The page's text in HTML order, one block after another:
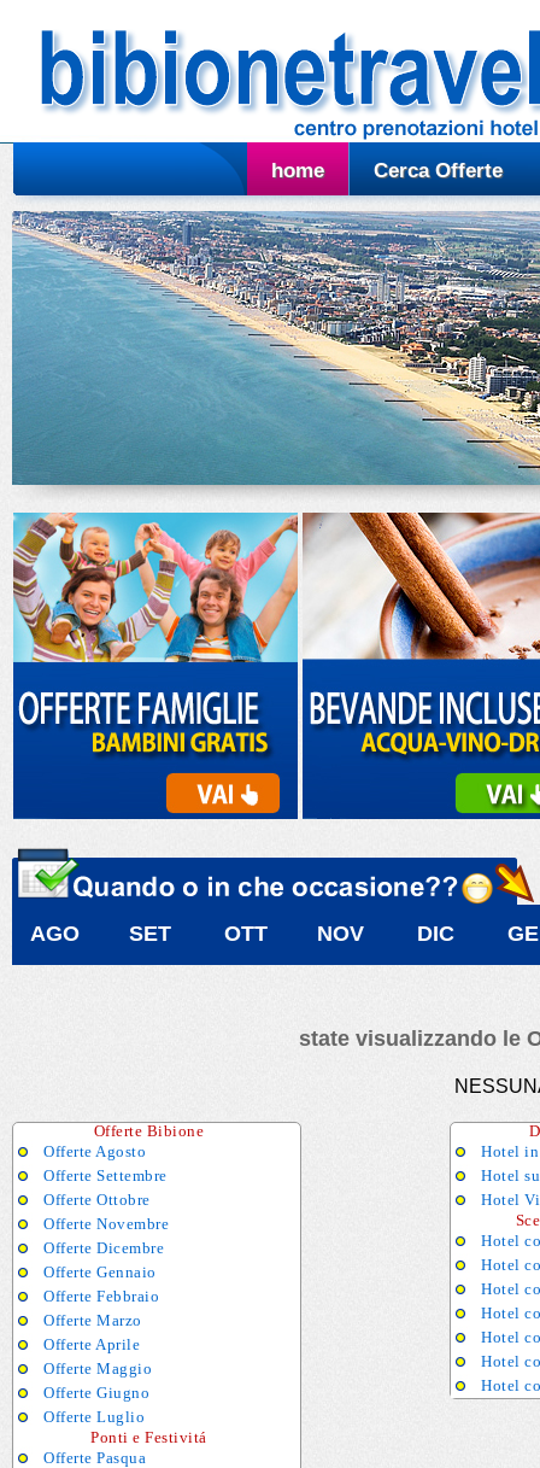
home Cerca Offerte
AGO SET OTT NOV DIC
state visualizzando le
Offerte Bibione
Offerte Agosto
Offerte Settembre
Offerte Ottobre
Offerte Novembre
Offerte Dicembre
Offerte Gennaio
Offerte Febbraio
Offerte Marzo
Offerte Aprile
Offerte Maggio
Offerte Giugno
Offerte Luglio
Ponti e Festivitá
Offerte Pasqua
Hotel
Hotel
Hotel
Hotel
Hotel
Hotel
Hotel
Hotel
Hotel
Hotel